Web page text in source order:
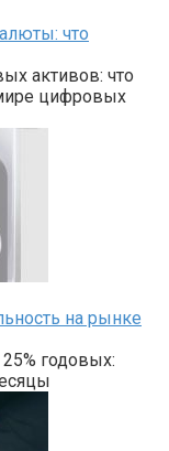
что
активов: что
цифровых
на рынке
годовых: